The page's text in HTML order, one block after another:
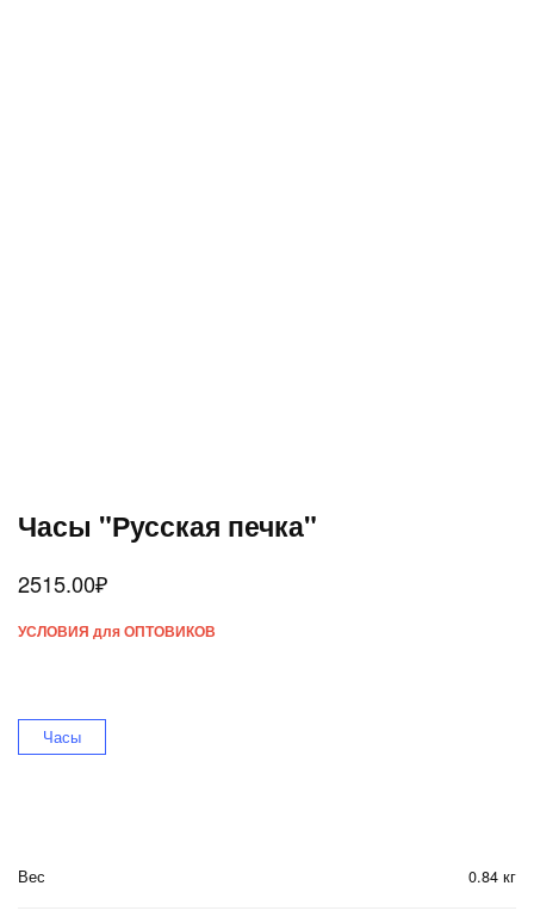
Часы "Русская печка"
2515.00₽
УСЛОВИЯ для ОПТОВИКОВ
Часы
Вес 0.84 кг